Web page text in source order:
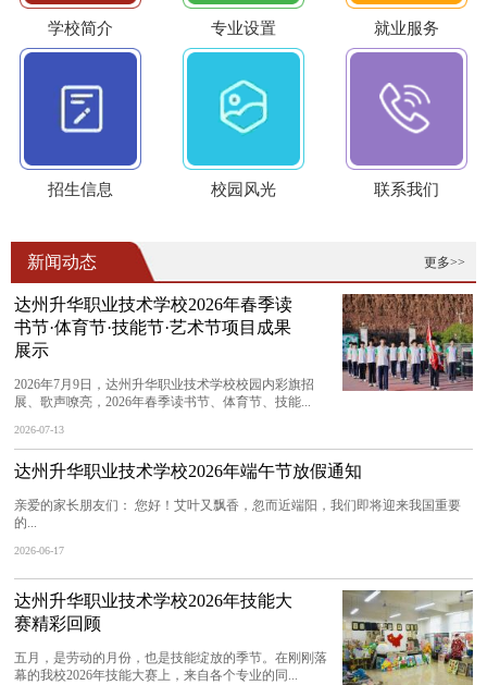
学校简介 专业设置 就业服务
招生信息 校园风光 联系我们
更多>>
新闻动态
达州升华职业技术学校2026年春季读
书节·体育节·技能节·艺术节项目成果
展示
2026年7月9日，达州升华职业技术学校校园内彩旗招
展、歌声嘹亮，2026年春季读书节、体育节、技能...
2026-07-13
达州升华职业技术学校2026年端午节放假通知
亲爱的家长朋友们： 您好！艾叶又飘香，忽而近端阳，我们即将迎来我国重要
的...
2026-06-17
达州升华职业技术学校2026年技能大
赛精彩回顾
五月，是劳动的月份，也是技能绽放的季节。在刚刚落
幕的我校2026年技能大赛上，来自各个专业的同...